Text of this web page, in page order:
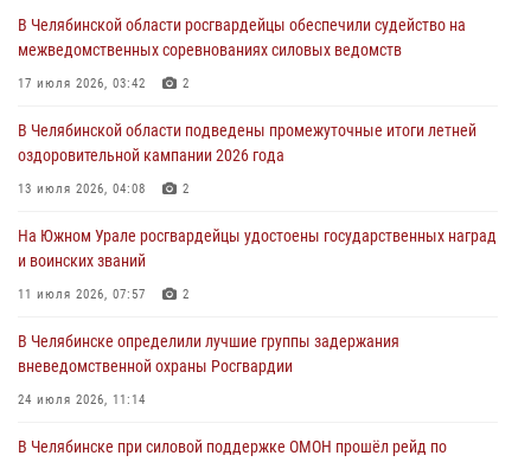
Авиация Росгвардии совершила более 250 санитарных вылетов в
Донецкой Народной Республике
31 июля 2026, 11:33
Росгвардия обеспечивает безопасность граждан на южном
направлении
31 июля 2026, 11:32
В Уральском округе Росгвардии состоялось заседание
оперативного штаба
30 июля 2026, 10:53
В Челябинской области росгвардейцы обеспечили судейство на
межведомственных соревнованиях силовых ведомств
17 июля 2026, 03:42 2
В Челябинской области подведены промежуточные итоги летней
оздоровительной кампании 2026 года
13 июля 2026, 04:08 2
На Южном Урале росгвардейцы удостоены государственных наград
и воинских званий
11 июля 2026, 07:57 2
В Челябинске определили лучшие группы задержания
вневедомственной охраны Росгвардии
24 июля 2026, 11:14
В Челябинске при силовой поддержке ОМОН прошёл рейд по